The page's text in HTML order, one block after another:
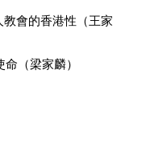
教會的香港性（王家
（梁家麟）